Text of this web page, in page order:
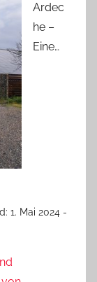
Ardec
he –
Eine…
1. Mai 2024 -